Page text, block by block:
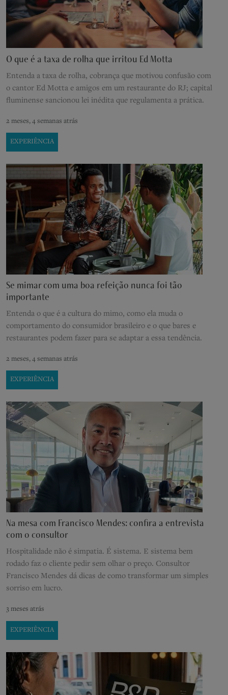
O que é a taxa de rolha que irritou Ed Motta
Entenda a taxa de rolha, cobrança que motivou confusão com
o cantor Ed Motta e amigos em um restaurante do RJ; capital
fluminense sancionou lei inédita que regulamenta a prática.
2 meses, 4 semanas atrás
EXPERIÊNCIA
Se mimar com uma boa refeição nunca foi tão
importante
Entenda o que é a cultura do mimo, como ela muda o
comportamento do consumidor brasileiro e o que bares e
restaurantes podem fazer para se adaptar a essa tendência.
2 meses, 4 semanas atrás
EXPERIÊNCIA
Na mesa com Francisco Mendes: confira a entrevista
com o consultor
Hospitalidade não é simpatia. É sistema. E sistema bem
rodado faz o cliente pedir sem olhar o preço. Consultor
Francisco Mendes dá dicas de como transformar um simples
sorriso em lucro.
3 meses atrás
EXPERIÊNCIA